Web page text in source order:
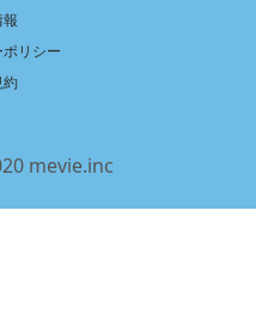
リシー
約
mevie.inc